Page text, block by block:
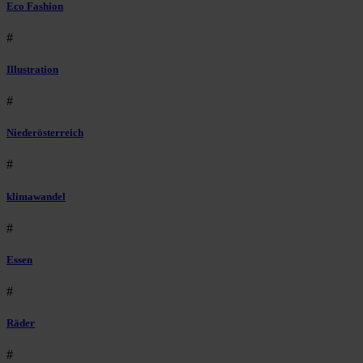
Eco Fashion
#
Illustration
#
Niederösterreich
#
klimawandel
#
Essen
#
Räder
#